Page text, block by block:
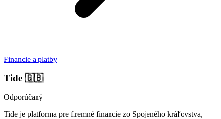
Financie a platby
Tide 🇬🇧
Odporúčaný
Tide je platforma pre firemné financie zo Spojeného kráľovstva,